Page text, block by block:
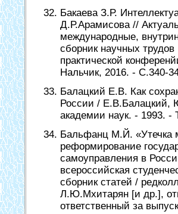
Бакаева З.Р.
Д.Р.Арамисова //
международные,
сборник научных
практической
Нальчик, 2016. - С.340-
Балацкий Е.В. Как
России / Е.В.Балацкий,
академии наук. - 1993. -
Бальфанц М.Й. «Утечка
реформирование
самоуправления в
всероссийская
сборник статей /
Л.Ю.Мхитарян [и др.],
ответственный за